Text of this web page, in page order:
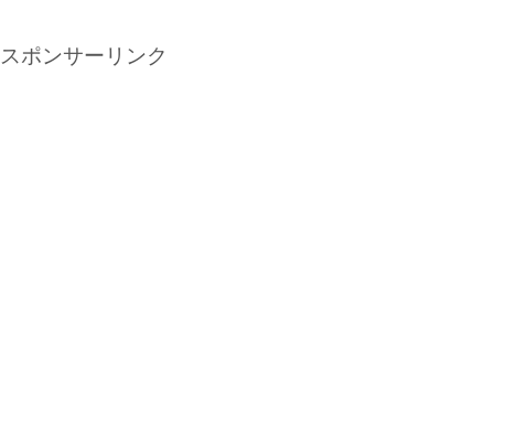
スポンサーリンク